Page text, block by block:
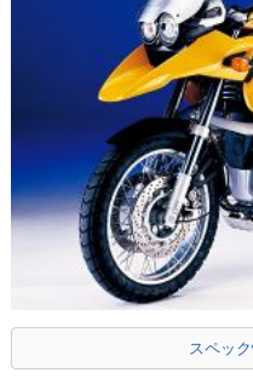
スペッ